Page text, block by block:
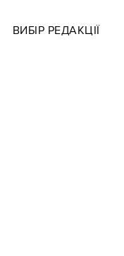
ВИБІР РЕДАКЦІЇ